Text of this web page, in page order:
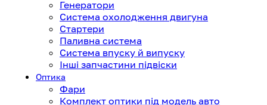
Генератори
Система охолодження двигуна
Стартери
Паливна система
Система впуску й випуску
Інші запчастини підвіски
Оптика
Фари
Комплект оптики під модель авто